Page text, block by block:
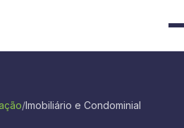
/Imobiliário e Condominial